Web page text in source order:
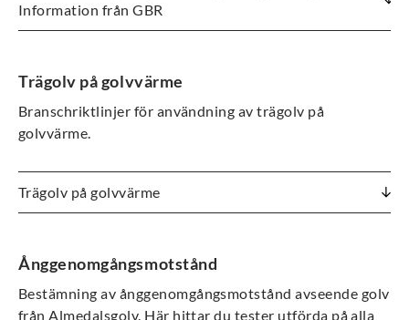
Information från GBR
Trägolv på golvvärme
Branschriktlinjer för användning av trägolv på
golvvärme.
Trägolv på golvvärme
Ånggenomgångsmotstånd
Bestämning av ånggenomgångsmotstånd avseende golv
från Almedalsgolv. Här hittar du tester utförda på alla